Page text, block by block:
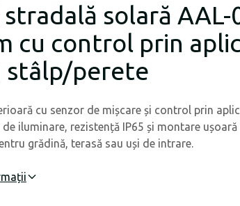
stradală solară AAL-
cu control prin
stâlp/perete
cu senzor de mișcare și control prin
iluminare, rezistență IP65 și montare ușoară
grădină, terasă sau uși de intrare.